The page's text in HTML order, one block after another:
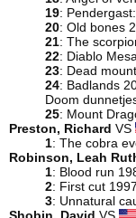
19:
20: Old bones
21: The
22: Diablo
23: Dead
24: Badlands
Doom
25: Mount
Preston, Richard VS
1: The cobra
Robinson, Leah
1: Blood run
2: First cut 1997
3: Unnatural